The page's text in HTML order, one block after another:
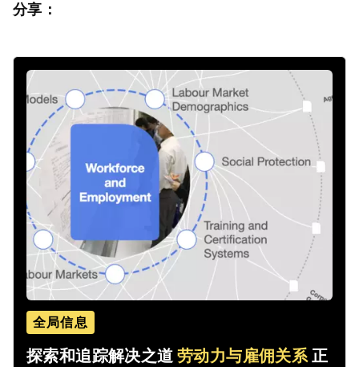
分享：
全局信息
探索和追踪解决之道劳动力与雇佣关系正